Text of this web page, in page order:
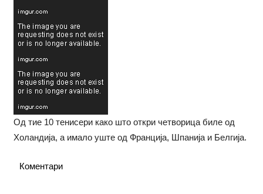
Од тие 10 тенисери како што откри четворица биле од
Холандија, а имало уште од Франција, Шпанија и Белгија.
Коментари